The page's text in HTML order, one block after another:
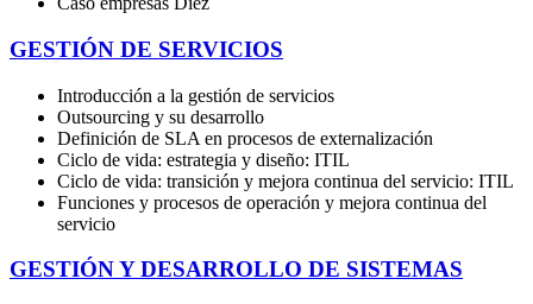
GESTIÓN DE SERVICIOS
Introducción a la gestión de servicios
Outsourcing y su desarrollo
Definición de SLA en procesos de externalización
Ciclo de vida: estrategia y diseño: ITIL
Ciclo de vida: transición y mejora continua del servicio: ITIL
Funciones y procesos de operación y mejora continua del
servicio
GESTIÓN Y DESARROLLO DE SISTEMAS